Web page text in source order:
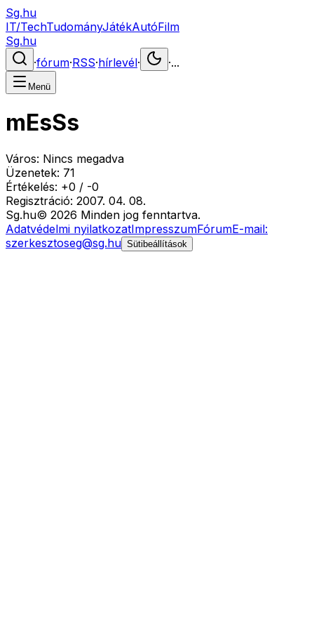
Sg.hu
IT/TechTudományJátékAutóFilm
Sg.hu
·fórum·RSS·hírlevél· ·...
Menü
mEsSs
Város: Nincs megadva
Üzenetek: 71
Értékelés: +0 / -0
Regisztráció: 2007. 04. 08.
Sg.hu© 2026 Minden jog fenntartva.
Adatvédelmi nyilatkozatImpresszumFórumE-mail:
szerkesztoseg@sg.hu Sütibeállítások